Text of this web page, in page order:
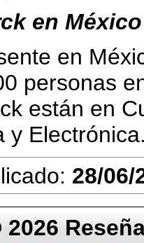
en México
en
personas
están en
y
28/06/